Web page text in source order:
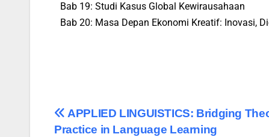
Bab 19: Studi Kasus Global Kewirausahaan
Bab 20: Masa Depan Ekonomi Kreatif: Inovasi,
APPLIED LINGUISTICS: Bridging
Practice in Language Learning